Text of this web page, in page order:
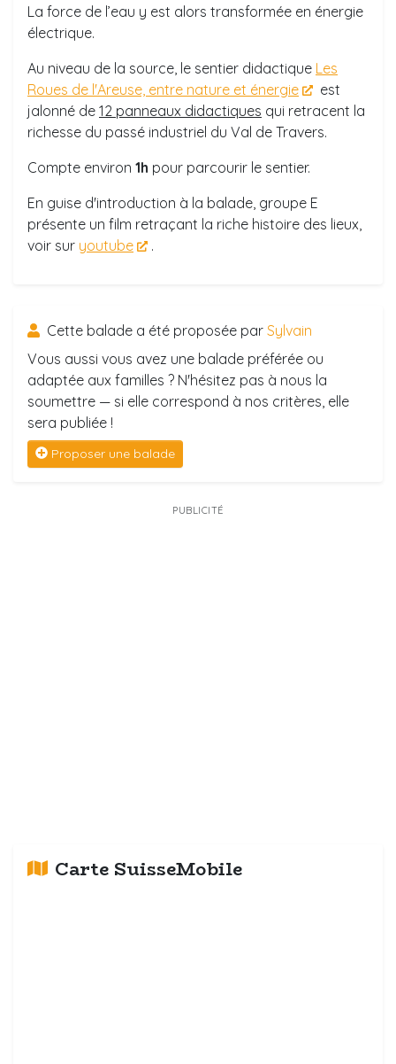
La force de l’eau y est alors transformée en énergie
électrique.
Au niveau de la source, le sentier didactique Les
Roues de l'Areuse, entre nature et énergie
est
jalonné de 12 panneaux didactiques qui retracent la
richesse du passé industriel du Val de Travers.
Compte environ 1h pour parcourir le sentier.
En guise d'introduction à la balade, groupe E
présente un film retraçant la riche histoire des lieux,
voir sur youtube .
Cette balade a été proposée par Sylvain
Vous aussi vous avez une balade préférée ou
adaptée aux familles ? N'hésitez pas à nous la
soumettre — si elle correspond à nos critères, elle
sera publiée !
Proposer une balade
PUBLICITÉ
Carte SuisseMobile